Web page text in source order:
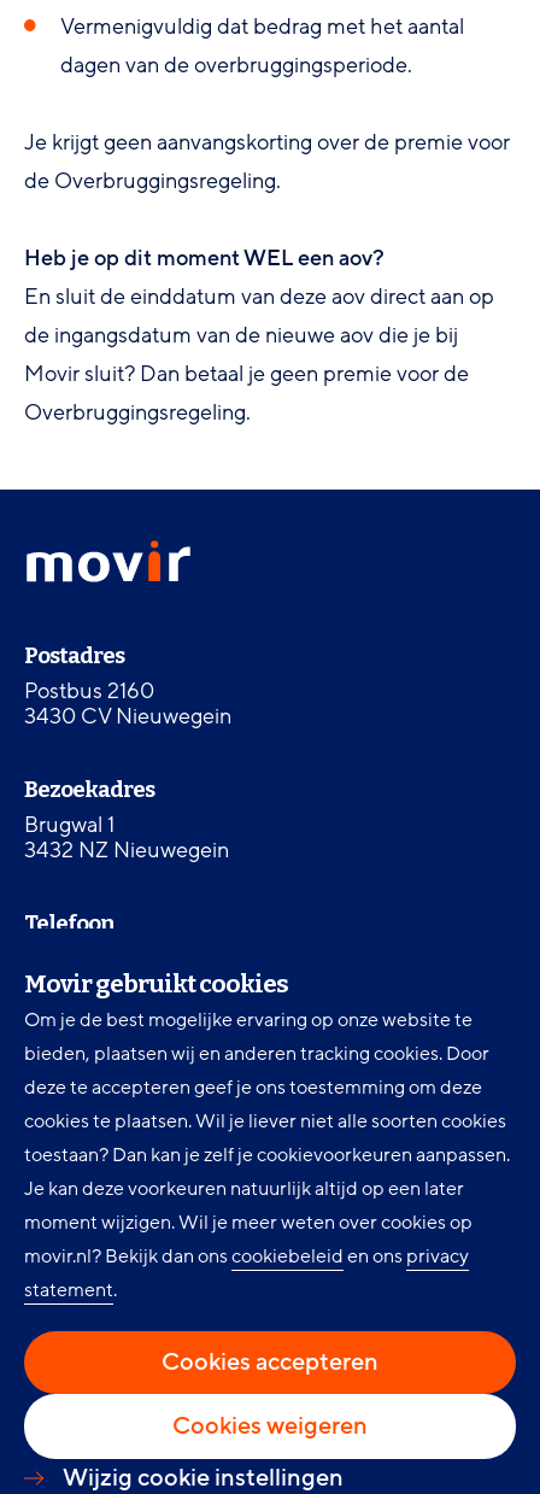
Movir gebruikt cookies
Om je de best mogelijke ervaring op onze website te
bieden, plaatsen wij en anderen tracking cookies. Door
deze te accepteren geef je ons toestemming om deze
cookies te plaatsen. Wil je liever niet alle soorten cookies
toestaan? Dan kan je zelf je cookievoorkeuren aanpassen.
Je kan deze voorkeuren natuurlijk altijd op een later
moment wijzigen. Wil je meer weten over cookies op
movir.nl? Bekijk dan onscookiebeleiden onsprivacy
statement.
Cookies accepteren
Cookies weigeren
Wijzig cookie instellingen
Vermenigvuldig dat bedrag met het aantal
dagen van de overbruggingsperiode.
Je krijgt geen aanvangskorting over de premie voor
de Overbruggingsregeling.
Heb je op dit moment WEL een aov?
En sluit de einddatum van deze aov direct aan op
de ingangsdatum van de nieuwe aov die je bij
Movir sluit? Dan betaal je geen premie voor de
Overbruggingsregeling.
menu
Movir
-
de
homepagina
Contactinformatie
Postadres
Postbus 2160
3430 CV Nieuwegein
Bezoekadres
Brugwal 1
3432 NZ Nieuwegein
Telefoon
Digitale toegankelijkheid
Movir Momentum AOV
Ervaringen en inspiratie
Klantenservice
Over Movir
Nieuws
Privacy
Cookie instellingen
Volg ons
LinkedInFacebookTwitter